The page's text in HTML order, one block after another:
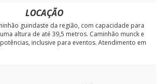
LOCAÇÃO
guindaste da região, com capacidade para
altura de até 39,5 metros. Caminhão munck e
inclusive para eventos. Atendimento em